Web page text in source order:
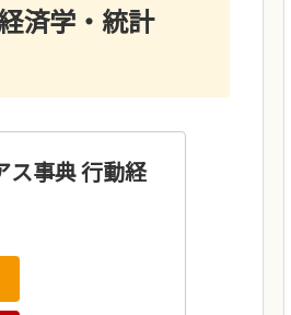
済学・統計
ス事典 行動経